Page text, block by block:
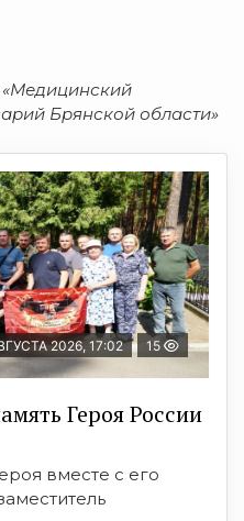
Брянской области»
2026, 17:02 15
Героя России
вместе с его